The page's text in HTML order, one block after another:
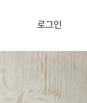
로그인